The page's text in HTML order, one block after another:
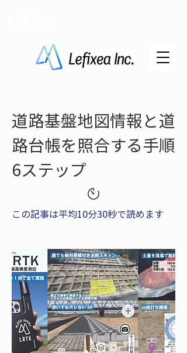
道路基盤地図情報と道
路台帳を照合する手順
6ステップ
この記事は平均10分30秒で読めます